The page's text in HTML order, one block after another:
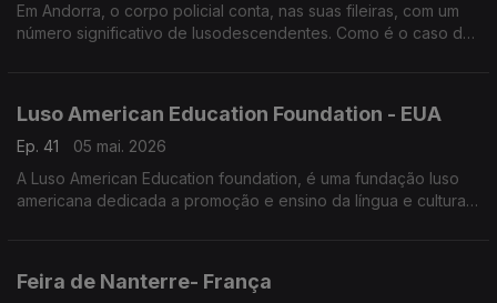
Em Andorra, o corpo policial conta, nas suas fileiras, com um
número significativo de lusodescendentes. Como é o caso de
Luso American Education Foundation - EUA
Ep. 41
05 mai. 2026
A Luso American Education foundation, é uma fundação luso
americana dedicada a promoção e ensino da língua e cultura
Feira de Nanterre- França